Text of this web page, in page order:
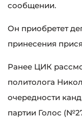
сообщении.
Он приобретет
принесения
Ранее ЦИК
политолога
очередности
партии Голос